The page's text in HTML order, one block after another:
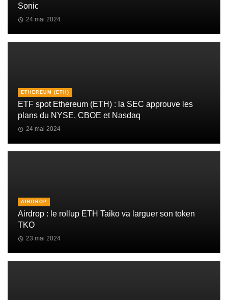
Sonic
24 mai 2024
ETHEREUM (ETH)
ETF spot Ethereum (ETH) : la SEC approuve les
plans du NYSE, CBOE et Nasdaq
24 mai 2024
AIRDROP
Airdrop : le rollup ETH Taiko va larguer son token
TKO
23 mai 2024